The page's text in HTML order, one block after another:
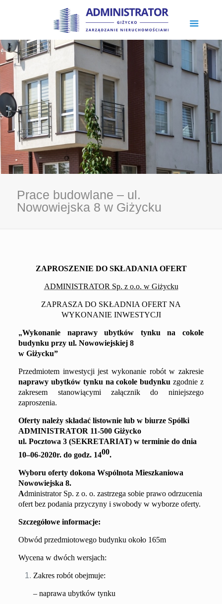
Prace budowlane – ul.
Nowowiejska 8 w Giżycku
ZAPROSZENIE DO SKŁADANIA OFERT
ADMINISTRATOR Sp. z o.o. w Giżycku
ZAPRASZA DO SKŁADNIA OFERT NA
WYKONANIE INWESTYCJI
„Wykonanie naprawy ubytków tynku na cokole
budynku przyul. Nowowiejskiej 8
w Giżycku”
Przedmiotem inwestycji jest wykonanie robót w zakresie
naprawy ubytków tynku na cokolebudynku zgodnie z
zakresem stanowiącymi załącznik do niniejszego
zaproszenia.
Oferty należy składaćlistownielubwbiurze Spółki
ADMINISTRATOR 11-500 Giżycko
ul. Pocztowa 3 (SEKRETARIAT) w terminie do dnia
10–06-2020r. do godz. 1400.
Wyboru oferty dokonaWspólnota Mieszkaniowa
Nowowiejska 8.
Administrator Sp. z o. o. zastrzega sobie prawo odrzucenia
ofert bez podania przyczyny i swobody w wyborze oferty.
Szczegółowe informacje:
Obwód przedmiotowego budynku około 165m
Wycena w dwóch wersjach:
Zakres robót obejmuje:
–naprawa ubytków tynku